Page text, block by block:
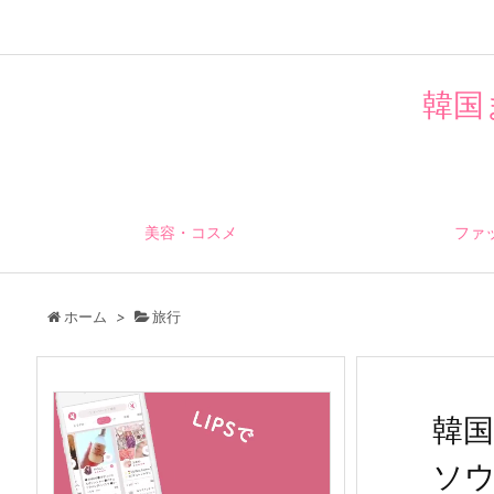
韓国
美容・コスメ ファ
ホーム > 旅行
韓
ソ